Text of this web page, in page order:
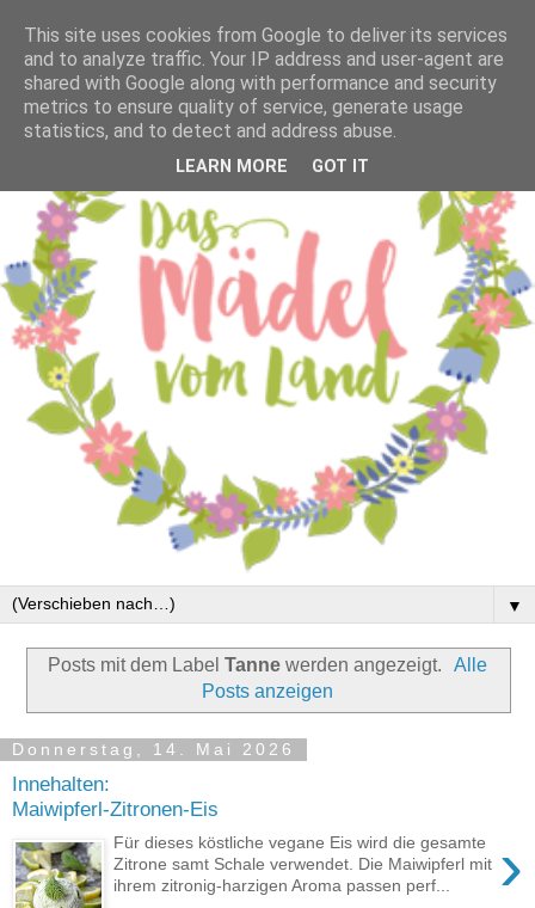
▼
Posts mit dem Label Tannewerden angezeigt.
Alle
Posts anzeigen
Donnerstag, 14. Mai 2026
Innehalten:
Maiwipferl-Zitronen-Eis
›
Für dieses köstliche vegane Eis wird die gesamte
Zitrone samt Schale verwendet. Die Maiwipferl mit
ihrem zitronig-harzigen Aroma passen perf...
This site uses cookies from Google to deliver its services
and to analyze traffic. Your IP address and user-agent are
shared with Google along with performance and security
metrics to ensure quality of service, generate usage
statistics, and to detect and address abuse.
LEARN MORE GOT IT